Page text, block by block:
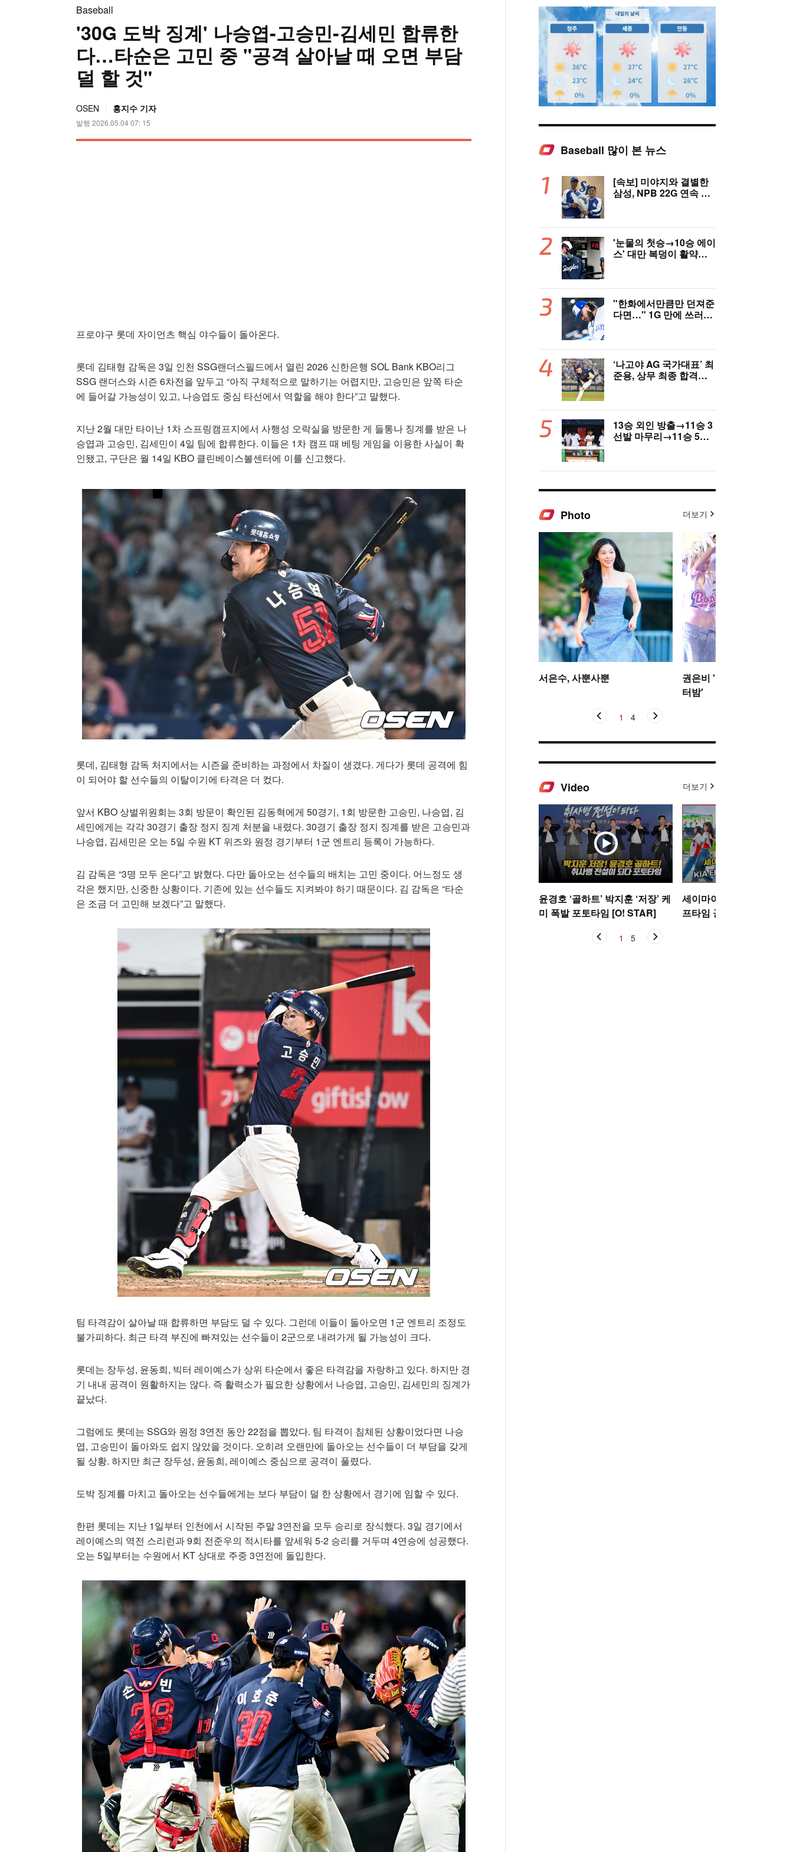
Baseball
'30G 도박 징계' 나승엽-고승민-김세민 합류한
다…타순은 고민 중 "공격 살아날 때 오면 부담
덜 할 것"
OSEN 홍지수 기자
발행 2026.05.04 07: 15
프로야구 롯데 자이언츠 핵심 야수들이 돌아온다.
롯데 김태형 감독은 3일 인천 SSG랜더스필드에서 열린 2026 신한은행 SOL Bank KBO리그
SSG 랜더스와 시즌 6차전을 앞두고 “아직 구체적으로 말하기는 어렵지만, 고승민은 앞쪽 타순
에 들어갈 가능성이 있고, 나승엽도 중심 타선에서 역할을 해야 한다”고 말했다.
지난 2월 대만 타이난 1차 스프링캠프지에서 사행성 오락실을 방문한 게 들통나 징계를 받은 나
승엽과 고승민, 김세민이 4일 팀에 합류한다. 이들은 1차 캠프 때 베팅 게임을 이용한 사실이 확
인됐고, 구단은 월 14일 KBO 클린베이스볼센터에 이를 신고했다.
롯데, 김태형 감독 처지에서는 시즌을 준비하는 과정에서 차질이 생겼다. 게다가 롯데 공격에 힘
이 되어야 할 선수들의 이탈이기에 타격은 더 컸다.
앞서 KBO 상벌위원회는 3회 방문이 확인된 김동혁에게 50경기, 1회 방문한 고승민, 나승엽, 김
세민에게는 각각 30경기 출장 정지 징계 처분을 내렸다. 30경기 출장 정지 징계를 받은 고승민과
나승엽, 김세민은 오는 5일 수원 KT 위즈와 원정 경기부터 1군 엔트리 등록이 가능하다.
김 감독은 “3명 모두 온다”고 밝혔다. 다만 돌아오는 선수들의 배치는 고민 중이다. 어느정도 생
각은 했지만, 신중한 상황이다. 기존에 있는 선수들도 지켜봐야 하기 때문이다. 김 감독은 “타순
은 조금 더 고민해 보겠다”고 말했다.
팀 타격감이 살아날 때 합류하면 부담도 덜 수 있다. 그런데 이들이 돌아오면 1군 엔트리 조정도
불가피하다. 최근 타격 부진에 빠져있는 선수들이 2군으로 내려가게 될 가능성이 크다.
롯데는 장두성, 윤동희, 빅터 레이예스가 상위 타순에서 좋은 타격감을 자랑하고 있다. 하지만 경
기 내내 공격이 원활하지는 않다. 즉 활력소가 필요한 상황에서 나승엽, 고승민, 김세민의 징계가
끝났다.
그럼에도 롯데는 SSG와 원정 3연전 동안 22점을 뽑았다. 팀 타격이 침체된 상황이었다면 나승
엽, 고승민이 돌아와도 쉽지 않았을 것이다. 오히려 오랜만에 돌아오는 선수들이 더 부담을 갖게
될 상황. 하지만 최근 장두성, 윤동희, 레이예스 중심으로 공격이 풀렸다.
도박 징계를 마치고 돌아오는 선수들에게는 보다 부담이 덜 한 상황에서 경기에 임할 수 있다.
한편 롯데는 지난 1일부터 인천에서 시작된 주말 3연전을 모두 승리로 장식했다. 3일 경기에서
레이예스의 역전 스리런과 9회 전준우의 적시타를 앞세워 5-2 승리를 거두며 4연승에 성공했다.
오는 5일부터는 수원에서 KT 상대로 주중 3연전에 돌입한다.
Baseball 많이 본 뉴스
[속보] 미야지와 결별한
삼성, NPB 22G 연속 무
'눈물의 첫승→10승 에이
스' 대만 복덩이 활약에
"한화에서만큼만 던져준
다면…" 1G 만에 쓰러진
‘나고야 AG 국가대표’ 최
준용, 상무 최종 합격…
13승 외인 방출→11승 3
선발 마무리→11승 5선
Photo 더보기
서은수, 사뿐사뿐
권은비 '야구장 더위 날리
터밤'
1 4
Video 더보기
윤경호 ‘골하트’ 박지훈 ‘저장’ 케
미 폭발 포토타임 [O! STAR]
세이마이네임,'KIA 타이거
프타임 공연' [O!
1 5